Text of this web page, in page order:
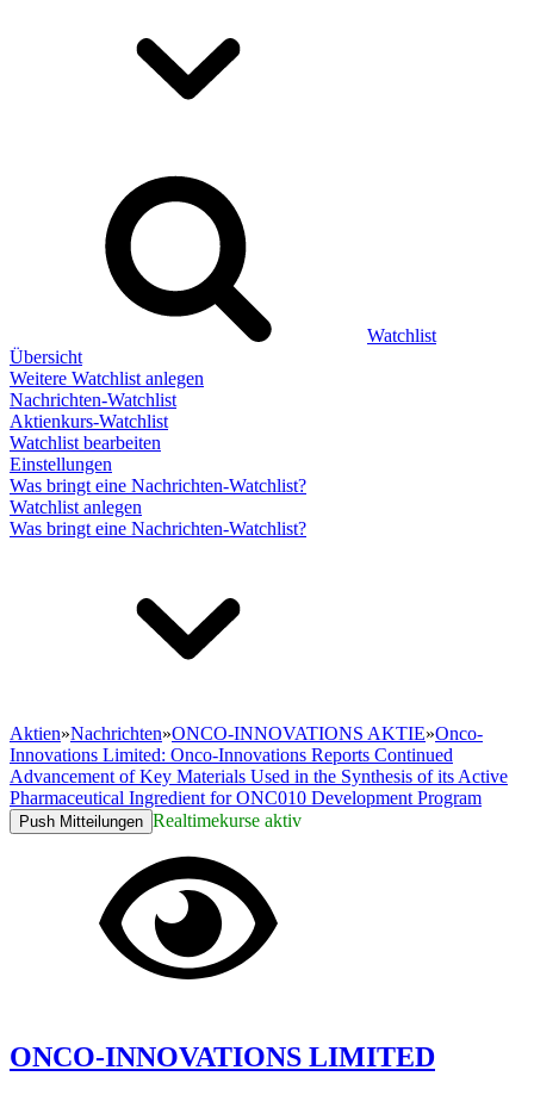
Watchlist
Übersicht
Weitere Watchlist anlegen
Nachrichten-Watchlist
Aktienkurs-Watchlist
Watchlist bearbeiten
Einstellungen
Was bringt eine Nachrichten-Watchlist?
Watchlist anlegen
Was bringt eine Nachrichten-Watchlist?
Aktien»Nachrichten»ONCO-INNOVATIONS AKTIE»Onco-
Innovations Limited: Onco-Innovations Reports Continued
Advancement of Key Materials Used in the Synthesis of its Active
Pharmaceutical Ingredient for ONC010 Development Program
Push Mitteilungen Realtimekurse aktiv
ONCO-INNOVATIONS LIMITED